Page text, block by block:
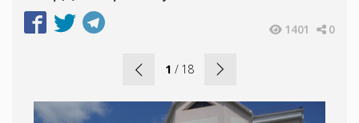
1401 0
1 / 18